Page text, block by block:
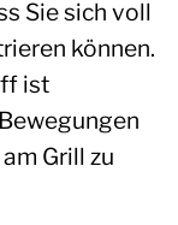
Sie sich voll
können.
ist
Grill zu